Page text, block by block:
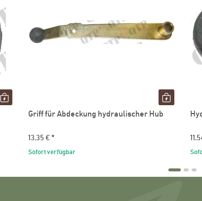
Griff für Abdeckung hydraulischer Hub
13,35 € *
Sofort verfügbar